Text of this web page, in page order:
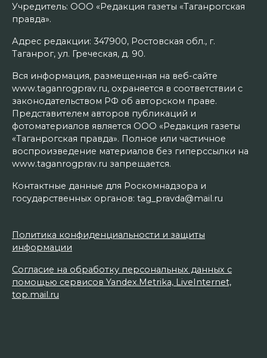
Учредитель: ООО «Редакция газеты «Таганрогская
правда».
Адрес редакции: 347900, Ростовская обл., г.
Таганрог, ул. Греческая, д. 90.
Вся информация, размещенная на веб-сайте
www.taganrogprav.ru, охраняется в соответствии с
законодательством РФ об авторском праве.
Представителем авторов публикаций и
фотоматериалов является ООО «Редакция газеты
«Таганрогская правда». Полное или частичное
воспроизведение материалов без гиперссылки на
www.taganrogprav.ru запрещается.
Контактные данные для Роскомнадзора и
государственных органов: tag_pravda@mail.ru
Политика конфиденциальности и защиты
информации
Согласие на обработку персональных данных с
помощью сервисов Yandex.Metrika, LiveInternet,
top.mail.ru